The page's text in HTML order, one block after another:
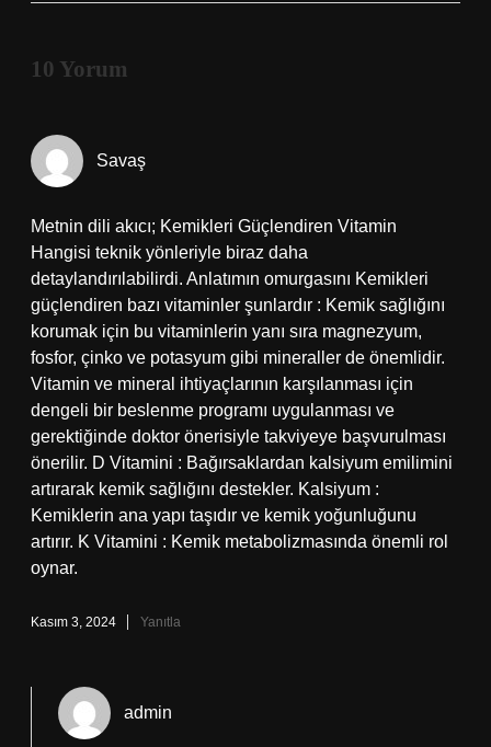
10 Yorum
Savaş
Metnin dili akıcı; Kemikleri Güçlendiren Vitamin
Hangisi teknik yönleriyle biraz daha
detaylandırılabilirdi. Anlatımın omurgasını Kemikleri
güçlendiren bazı vitaminler şunlardır : Kemik sağlığını
korumak için bu vitaminlerin yanı sıra magnezyum,
fosfor, çinko ve potasyum gibi mineraller de önemlidir.
Vitamin ve mineral ihtiyaçlarının karşılanması için
dengeli bir beslenme programı uygulanması ve
gerektiğinde doktor önerisiyle takviyeye başvurulması
önerilir. D Vitamini : Bağırsaklardan kalsiyum emilimini
artırarak kemik sağlığını destekler. Kalsiyum :
Kemiklerin ana yapı taşıdır ve kemik yoğunluğunu
artırır. K Vitamini : Kemik metabolizmasında önemli rol
oynar.
Kasım 3, 2024 Yanıtla
admin